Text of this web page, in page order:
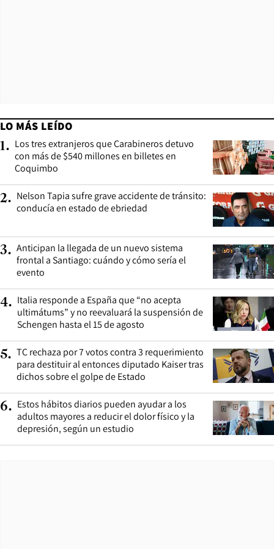
LO MÁS LEÍDO
1. Los tres extranjeros que Carabineros detuvo
con más de $540 millones en billetes en
Coquimbo
2. Nelson Tapia sufre grave accidente de tránsito:
conducía en estado de ebriedad
3. Anticipan la llegada de un nuevo sistema
frontal a Santiago: cuándo y cómo sería el
evento
4. Italia responde a España que “no acepta
ultimátums” y no reevaluará la suspensión de
Schengen hasta el 15 de agosto
5. TC rechaza por 7 votos contra 3 requerimiento
para destituir al entonces diputado Kaiser tras
dichos sobre el golpe de Estado
6. Estos hábitos diarios pueden ayudar a los
adultos mayores a reducir el dolor físico y la
depresión, según un estudio